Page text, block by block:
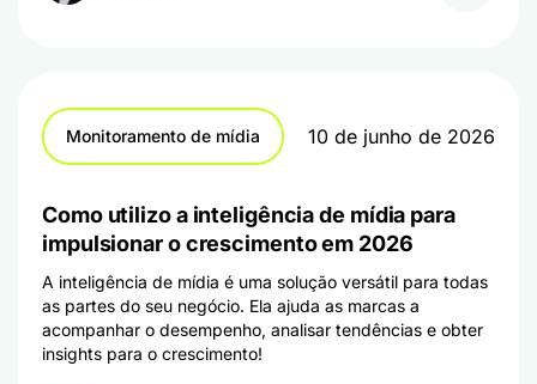
Monitoramento de mídia 10 de junho de 2026
Como utilizo a inteligência de mídia para
impulsionar o crescimento em 2026
A inteligência de mídia é uma solução versátil para todas
as partes do seu negócio. Ela ajuda as marcas a
acompanhar o desempenho, analisar tendências e obter
insights para o crescimento!